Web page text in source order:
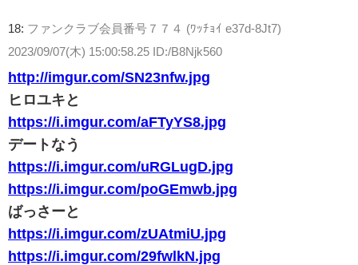
18: ファンクラブ会員番号７７４ (ﾜｯﾁｮｲ e37d-8Jt7)
2023/09/07(木) 15:00:58.25 ID:/B8Njk560
http://imgur.com/SN23nfw.jpg
ヒロユキと
https://i.imgur.com/aFTyYS8.jpg
デートなう
https://i.imgur.com/uRGLugD.jpg
https://i.imgur.com/poGEmwb.jpg
ばっさーと
https://i.imgur.com/zUAtmiU.jpg
https://i.imgur.com/29fwlkN.jpg